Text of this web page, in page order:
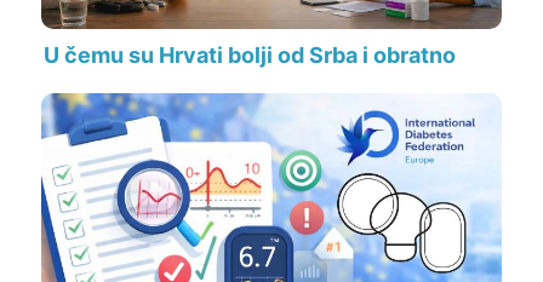
U čemu su Hrvati bolji od Srba i obratno